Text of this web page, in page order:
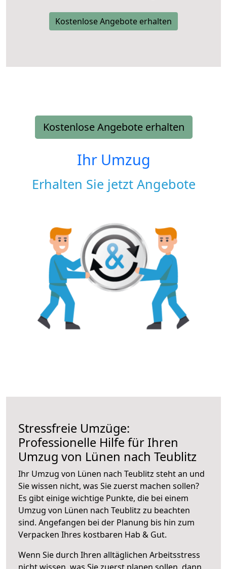
Kostenlose Angebote erhalten
Kostenlose Angebote erhalten
Ihr Umzug
Erhalten Sie jetzt Angebote
Stressfreie Umzüge:
Professionelle Hilfe für Ihren
Umzug von Lünen nach Teublitz
Ihr Umzug von Lünen nach Teublitz steht an und
Sie wissen nicht, was Sie zuerst machen sollen?
Es gibt einige wichtige Punkte, die bei einem
Umzug von Lünen nach Teublitz zu beachten
sind. Angefangen bei der Planung bis hin zum
Verpacken Ihres kostbaren Hab & Gut.
Wenn Sie durch Ihren alltäglichen Arbeitsstress